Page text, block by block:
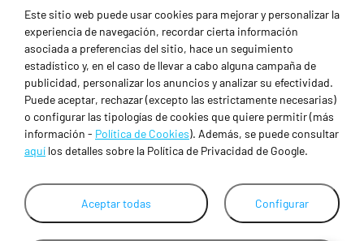
Peluquería y Estética
Sanidad
Ropa de trabajo personalizada
SOBRE NOSOTROS
Empresa
Blog
Tienda
Empresas
Contacto
Este sitio web puede usar cookies para mejorar y personalizar la
experiencia de navegación, recordar cierta información
asociada a preferencias del sitio, hace un seguimiento
estadístico y, en el caso de llevar a cabo alguna campaña de
publicidad, personalizar los anuncios y analizar su efectividad.
Puede aceptar, rechazar (excepto las estrictamente necesarias)
o configurar las tipologías de cookies que quiere permitir (más
información - Política de Cookies). Además, se puede consultar
aquí los detalles sobre la Política de Privacidad de Google.
Aceptar todas Configurar